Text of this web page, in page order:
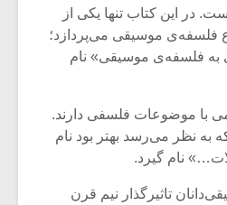
در این کتاب تنها یکی از
فلسفه‌ی موسیقی می‌پردازد؛
به فلسفه‌ی موسیقی» نام
با موضوعات فلسفی دارند.
به نظر می‌رسد بهتر بود نام
نام گیرد.
تاثیر‌گذار نیم قرن